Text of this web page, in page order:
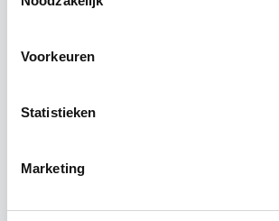
Voorkeuren
Statistieken
Marketing
Gemeente vlaggensticker
geweest en waar je nog heen wilt met